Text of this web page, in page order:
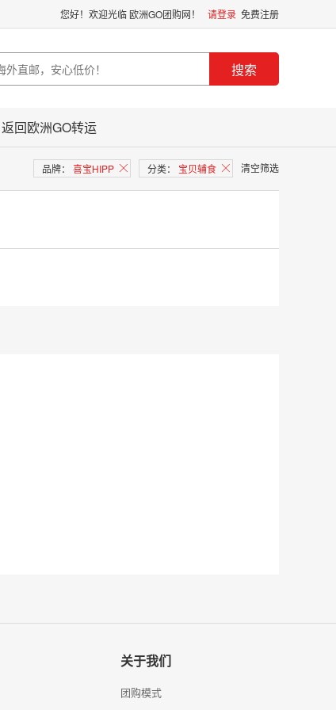
您好！欢迎光临 欧洲GO团购网！ 请登录 免费注册
搜索
返回欧洲GO转运
清空筛选
分类： 宝贝辅食 󪤐
品牌： 喜宝HIPP 󪤐
关于我们
团购模式